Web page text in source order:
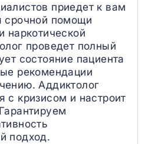
приедет к вам
срочной помощи
наркотической
проведет полный
состояние пациента
рекомендации
Аддиктолог
с кризисом и настроит
подход.